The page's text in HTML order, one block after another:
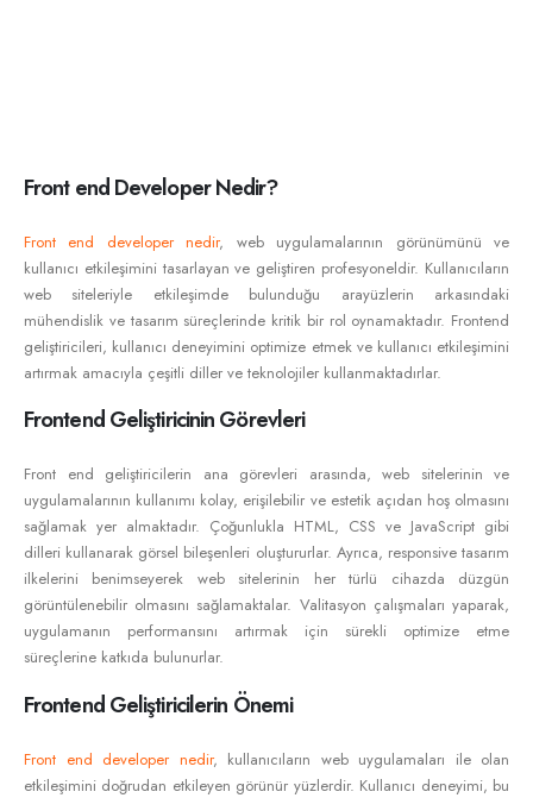
Front end Developer Nedir?
Front end developer nedir, web uygulamalarının görünümünü ve
kullanıcı etkileşimini tasarlayan ve geliştiren profesyoneldir. Kullanıcıların
web siteleriyle etkileşimde bulunduğu arayüzlerin arkasındaki
mühendislik ve tasarım süreçlerinde kritik bir rol oynamaktadır. Frontend
geliştiricileri, kullanıcı deneyimini optimize etmek ve kullanıcı etkileşimini
artırmak amacıyla çeşitli diller ve teknolojiler kullanmaktadırlar.
Frontend Geliştiricinin Görevleri
Front end geliştiricilerin ana görevleri arasında, web sitelerinin ve
uygulamalarının kullanımı kolay, erişilebilir ve estetik açıdan hoş olmasını
sağlamak yer almaktadır. Çoğunlukla HTML, CSS ve JavaScript gibi
dilleri kullanarak görsel bileşenleri oluştururlar. Ayrıca, responsive tasarım
ilkelerini benimseyerek web sitelerinin her türlü cihazda düzgün
görüntülenebilir olmasını sağlamaktalar. Valitasyon çalışmaları yaparak,
uygulamanın performansını artırmak için sürekli optimize etme
süreçlerine katkıda bulunurlar.
Frontend Geliştiricilerin Önemi
Front end developer nedir, kullanıcıların web uygulamaları ile olan
etkileşimini doğrudan etkileyen görünür yüzlerdir. Kullanıcı deneyimi, bu